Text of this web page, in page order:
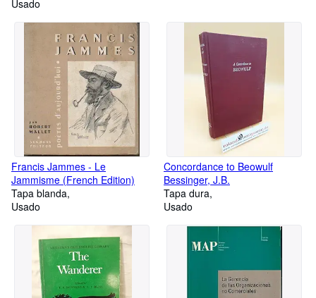
QUENEAU,RAYMOND and
Usado
Francis Jammes - Le
Jammisme (French Edition)
Tapa blanda
Usado
Concordance to Beowulf
Bessinger, J.B.
Tapa dura
Usado